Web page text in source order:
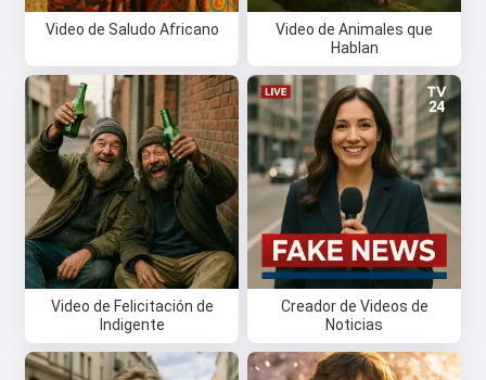
Video de Saludo Africano
Video de Animales que
Hablan
Video de Felicitación de
Indigente
Creador de Videos de
Noticias